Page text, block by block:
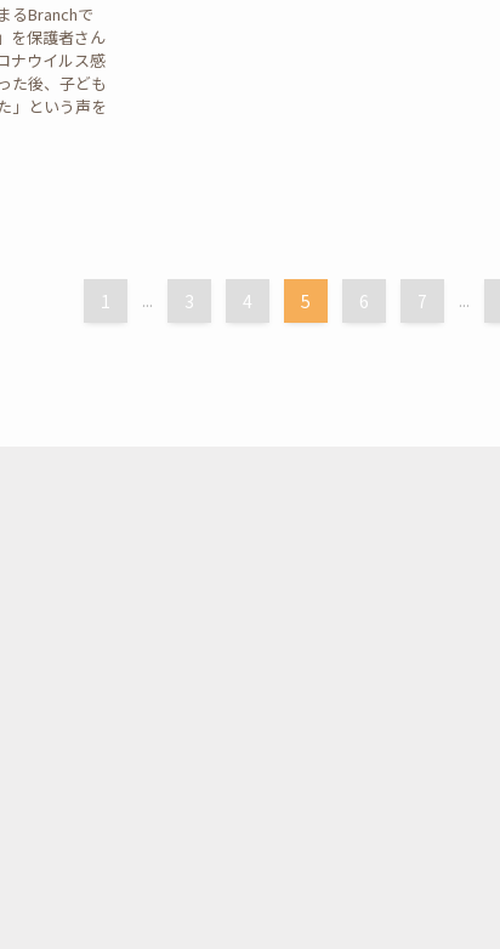
るBranchで
を保護者さん
ナウイルス感
た後、子ども
」という声を
1 ... 3 4 5 6 7 ...